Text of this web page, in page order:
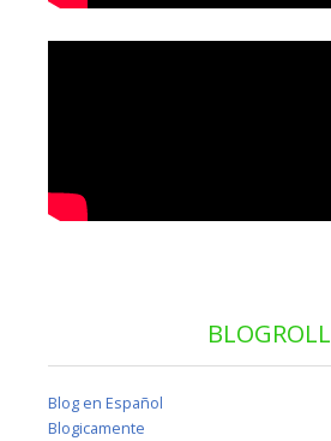
BLOGROLL
Blog en Español
Blogicamente